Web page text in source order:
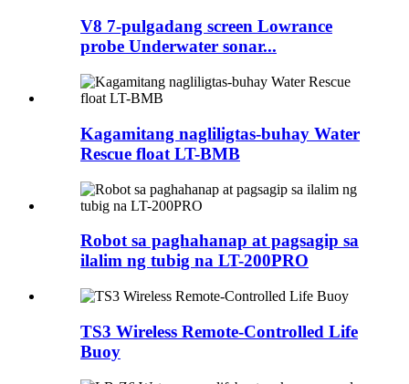
V8 7-pulgadang screen Lowrance
probe Underwater sonar...
Kagamitang nagliligtas-buhay Water
Rescue float LT-BMB
Robot sa paghahanap at pagsagip sa
ilalim ng tubig na LT-200PRO
TS3 Wireless Remote-Controlled Life
Buoy